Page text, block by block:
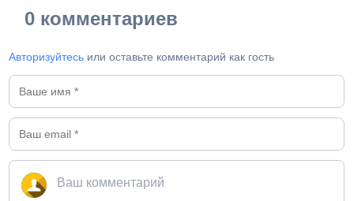
0 комментариев
Авторизуйтесь или оставьте комментарий как гость